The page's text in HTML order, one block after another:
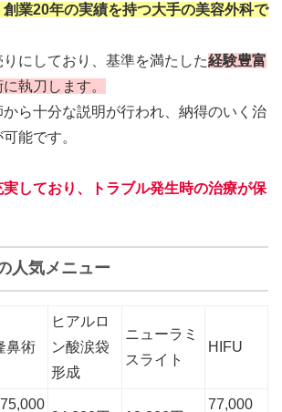
業20年の実績を持つ大手の美容外科で
にしており、基準を満たした経験豊富
執刀します。
ら十分な説明が行われ、納得のいく治
能です。
しており、トラブル発生時の治療が保
人気メニュー
鼻術
ヒアルロ
ン酸涙袋
形成
ニューラミ
スライト
HIFU
77,000